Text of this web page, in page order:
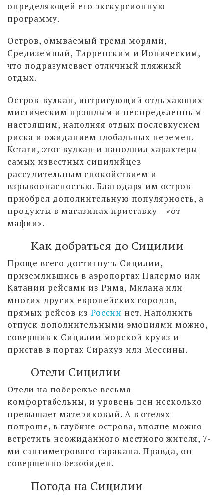
определяющей его экскурсионную
программу.
Остров, омываемый тремя морями,
Средиземный, Тирренским и Ионическим,
что подразумевает отличный пляжный
отдых.
Остров-вулкан, интригующий отдыхающих
мистическим прошлым и неопределенным
настоящим, наполняя отдых послевкусием
риска и ожиданием глобальных перемен.
Кстати, этот вулкан и наполнил характеры
самых известных сицилийцев
рассудительным спокойствием и
взрывоопасностью. Благодаря им остров
приобрел дополнительную популярность, а
продукты в магазинах приставку – «от
мафии».
Как добраться до Сицилии
Проще всего достигнуть Сицилии,
приземлившись в аэропортах Палермо или
Катании рейсами из Рима, Милана или
многих других европейских городов,
прямых рейсов из России нет. Наполнить
отпуск дополнительными эмоциями можно,
совершив к Сицилии морской круиз и
пристав в портах Сиракуз или Мессины.
Отели Сицилии
Отели на побережье весьма
комфортабельны, и уровень цен несколько
превышает материковый. А в отелях
попроще, в глубине острова, вполне можно
встретить неожиданного местного жителя, 7-
ми сантиметрового таракана. Правда, он
совершенно безобиден.
Погода на Сицилии